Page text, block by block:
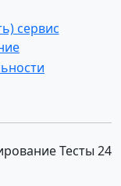
сервис
Тесты 24